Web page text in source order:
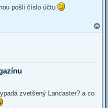
pošli číslo účtu
o
zvetšený Lancaster? a co